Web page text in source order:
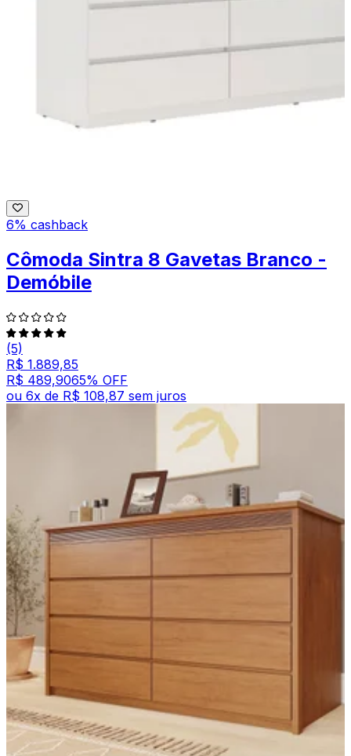
6% cashback
Cômoda Sintra 8 Gavetas Branco -
Demóbile
(5)
R$ 1.889,85
R$ 489,9065% OFF
ou 6x de R$ 108,87 sem juros